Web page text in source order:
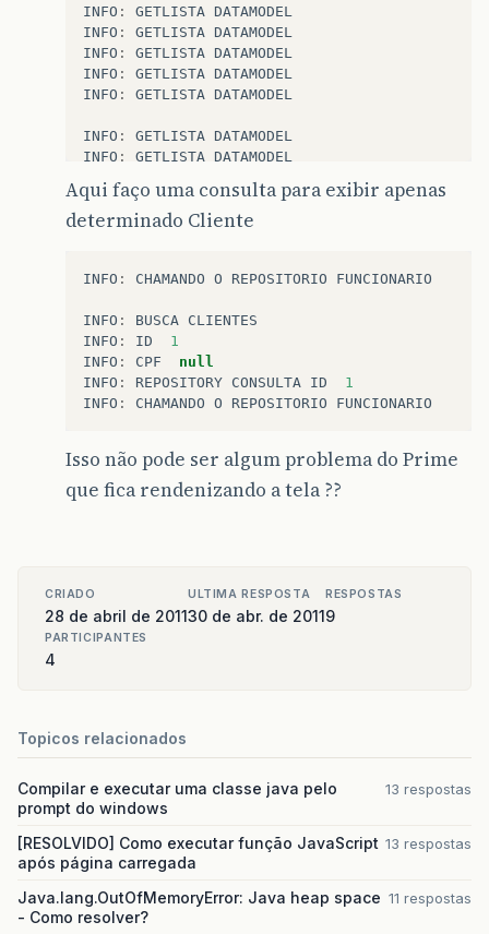
INFO : GETLISTA DATAMODEL
INFO : GETLISTA DATAMODEL
INFO : GETLISTA DATAMODEL
INFO : GETLISTA DATAMODEL
INFO : GETLISTA DATAMODEL
INFO : GETLISTA DATAMODEL
INFO : GETLISTA DATAMODEL
INFO: GETLISTA DATAMODEL
INFO: GETLISTA
DATAMODEL
INFO : GETLISTA DATAMODEL
INFO : GETLISTA DATAMODEL
INFO : GETLISTA
INFO : GETLISTA
DATAMODEL
INFO : GETLISTA DATAMODEL
INFO: GETLISTA DATAMODEL
INFO: GETLISTA DATAMODEL
INFO GETLISTA DATAMODEL
INFO: GETLISTA DATAMODEL
INFO: GETLISTA
INFO: GETLISTA
INFO: GETLISTA DATAMODEL
INFO : GETLISTA DATAMODEL
INFO : GETLISTA
INFO: GETLISTA
DATAMODEL
INFO: GETLISTA
Aqui faço uma consulta para exibir apenas
determinado Cliente
INFO : CHAMANDO O REPOSITORIO FUNCIONARIO
INFO : BUSCA CLIENTES
INFO : ID
1
INFO : CPF
null
INFO : REPOSITORY CONSULTA ID
1
INFO : CHAMANDO O REPOSITORIO FUNCIONARIO
Isso não pode ser algum problema do Prime
que fica rendenizando a tela ??
CRIADO
28 de abril de 2011
ULTIMA RESPOSTA
30 de abr. de 2011
RESPOSTAS
9
PARTICIPANTES
4
Topicos relacionados
Compilar e executar uma classe java pelo
prompt do windows
13 respostas
[RESOLVIDO] Como executar função JavaScript
após página carregada
13 respostas
Java.lang.OutOfMemoryError: Java heap space
- Como resolver?
11 respostas